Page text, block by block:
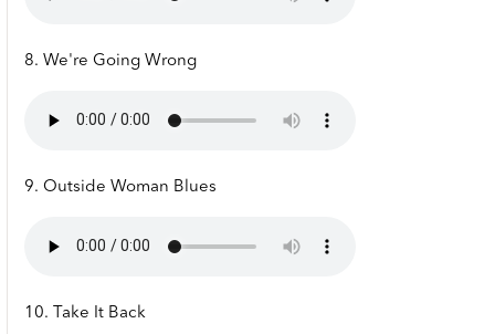
8. We're Going Wrong
9. Outside Woman Blues
10. Take It Back